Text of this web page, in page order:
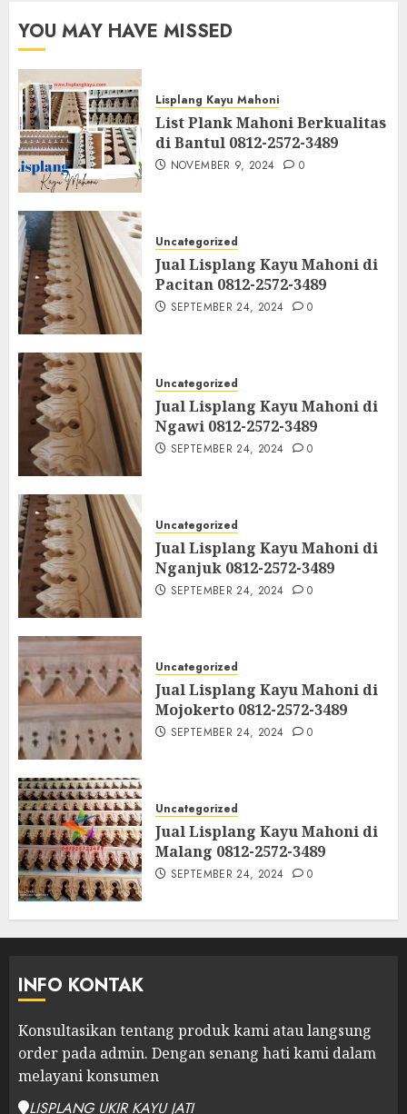
YOU MAY HAVE MISSED
Lisplang Kayu Mahoni
List Plank Mahoni Berkualitas
di Bantul 0812-2572-3489
NOVEMBER 9, 2024 0
Uncategorized
Jual Lisplang Kayu Mahoni di
Pacitan 0812-2572-3489
SEPTEMBER 24, 2024 0
Uncategorized
Jual Lisplang Kayu Mahoni di
Ngawi 0812-2572-3489
SEPTEMBER 24, 2024 0
Uncategorized
Jual Lisplang Kayu Mahoni di
Nganjuk 0812-2572-3489
SEPTEMBER 24, 2024 0
Uncategorized
Jual Lisplang Kayu Mahoni di
Mojokerto 0812-2572-3489
SEPTEMBER 24, 2024 0
Uncategorized
Jual Lisplang Kayu Mahoni di
Malang 0812-2572-3489
SEPTEMBER 24, 2024 0
INFO KONTAK
Konsultasikan tentang produk kami atau langsung
order pada admin. Dengan senang hati kami dalam
melayani konsumen
LISPLANG UKIR KAYU JATI